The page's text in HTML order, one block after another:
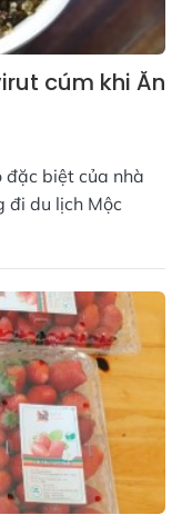
cúm khi Ăn
đặc biệt của nhà
đi du lịch Mộc